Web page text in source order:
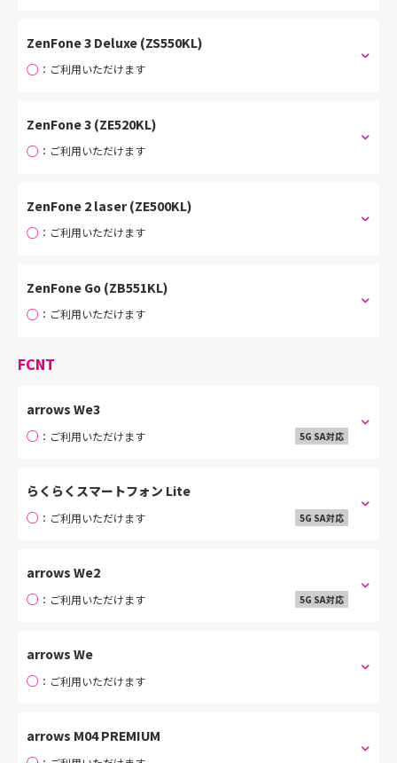
ZenFone 3 Deluxe (ZS550KL)
○ ：ご利用いただけます
ZenFone 3 (ZE520KL)
○ ：ご利用いただけます
ZenFone 2 laser (ZE500KL)
○ ：ご利用いただけます
ZenFone Go (ZB551KL)
○ ：ご利用いただけます
FCNT
arrows We3
○ ：ご利用いただけます 5G SA対応
らくらくスマートフォン Lite
○ ：ご利用いただけます 5G SA対応
arrows We2
○ ：ご利用いただけます 5G SA対応
arrows We
○ ：ご利用いただけます
arrows M04 PREMIUM